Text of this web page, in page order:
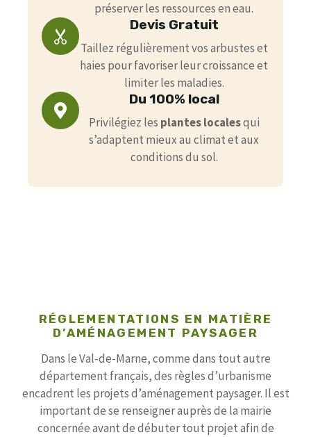
préserver les ressources en eau.
Devis Gratuit
Taillez régulièrement vos arbustes et
haies pour favoriser leur croissance et
limiter les maladies.
Du 100% local
Privilégiez les plantes localesqui
s’adaptent mieux au climat et aux
conditions du sol.
RÉGLEMENTATIONS EN MATIÈRE
D’AMÉNAGEMENT PAYSAGER
Dans le Val-de-Marne, comme dans tout autre
département français, des règles d’urbanisme
encadrent les projets d’aménagement paysager. Il est
important de se renseigner auprès de la mairie
concernée avant de débuter tout projet afin de